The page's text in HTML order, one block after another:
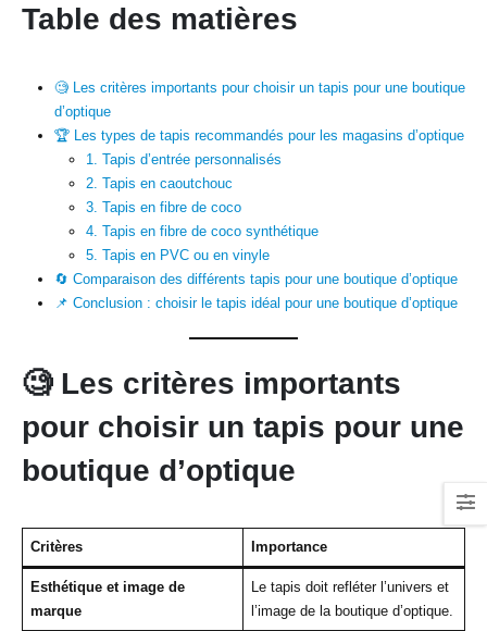
Table des matières
🧐 Les critères importants pour choisir un tapis pour une boutique
d’optique
🏆 Les types de tapis recommandés pour les magasins d’optique
1. Tapis d’entrée personnalisés
2. Tapis en caoutchouc
3. Tapis en fibre de coco
4. Tapis en fibre de coco synthétique
5. Tapis en PVC ou en vinyle
🔄 Comparaison des différents tapis pour une boutique d’optique
📌 Conclusion : choisir le tapis idéal pour une boutique d’optique
🧐 Les critères importants
pour choisir un tapis pour une
boutique d’optique
Critères Importance
Esthétique et image de
marque
Le tapis doit refléter l’univers et
l’image de la boutique d’optique.